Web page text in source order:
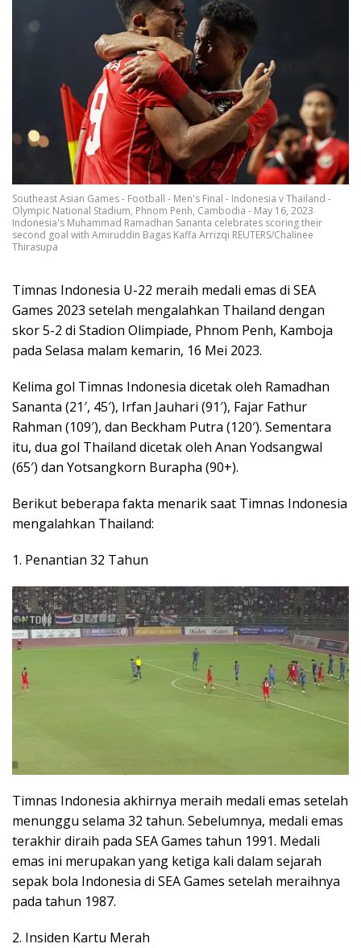
Southeast Asian Games - Football - Men's Final - Indonesia v Thailand -
Olympic National Stadium, Phnom Penh, Cambodia - May 16, 2023
Indonesia's Muhammad Ramadhan Sananta celebrates scoring their
second goal with Amiruddin Bagas Kaffa Arrizqi REUTERS/Chalinee
Thirasupa
Timnas Indonesia U-22 meraih medali emas di SEA
Games 2023 setelah mengalahkan Thailand dengan
skor 5-2 di Stadion Olimpiade, Phnom Penh, Kamboja
pada Selasa malam kemarin, 16 Mei 2023.
Kelima gol Timnas Indonesia dicetak oleh Ramadhan
Sananta (21′, 45′), Irfan Jauhari (91′), Fajar Fathur
Rahman (109′), dan Beckham Putra (120′). Sementara
itu, dua gol Thailand dicetak oleh Anan Yodsangwal
(65′) dan Yotsangkorn Burapha (90+).
Berikut beberapa fakta menarik saat Timnas Indonesia
mengalahkan Thailand:
1. Penantian 32 Tahun
Timnas Indonesia akhirnya meraih medali emas setelah
menunggu selama 32 tahun. Sebelumnya, medali emas
terakhir diraih pada SEA Games tahun 1991. Medali
emas ini merupakan yang ketiga kali dalam sejarah
sepak bola Indonesia di SEA Games setelah meraihnya
pada tahun 1987.
2. Insiden Kartu Merah